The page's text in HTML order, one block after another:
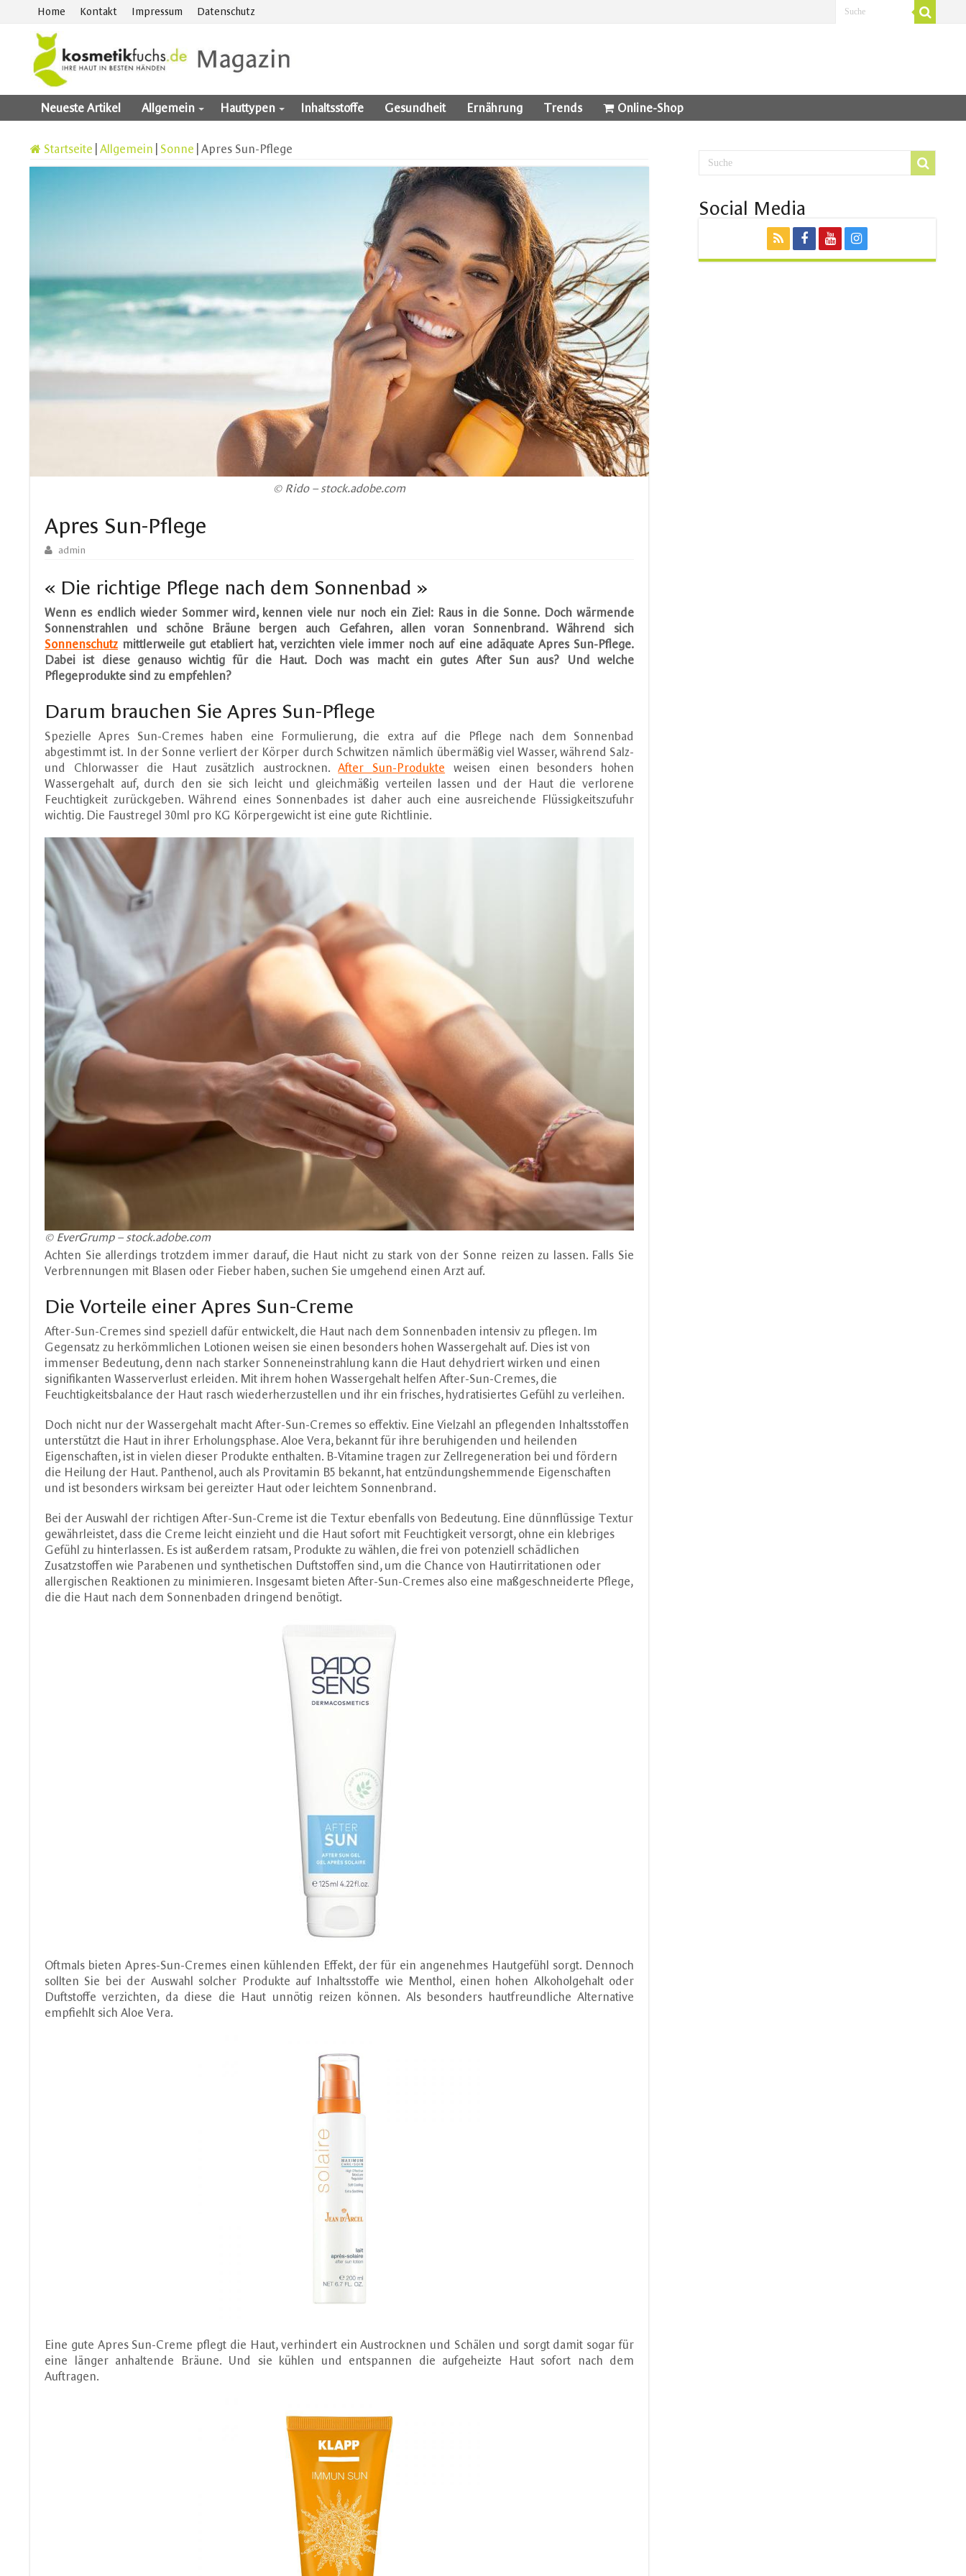
Home Kontakt Impressum Datenschutz
Neueste Artikel Allgemein Hauttypen Inhaltsstoffe Gesundheit Ernährung Trends Online-Shop
Startseite Allgemein Sonne Apres Sun-Pflege
© Rido – stock.adobe.com
Apres Sun-Pflege
admin
« Die richtige Pflege nach dem Sonnenbad »
Wenn es endlich wieder Sommer wird, kennen viele nur noch ein Ziel: Raus in die Sonne. Doch wärmende
Sonnenstrahlen und schöne Bräune bergen auch Gefahren, allen voran Sonnenbrand. Während sich
Sonnenschutz mittlerweile gut etabliert hat, verzichten viele immer noch auf eine adäquate Apres Sun-Pflege.
Dabei ist diese genauso wichtig für die Haut. Doch was macht ein gutes After Sun aus? Und welche
Pflegeprodukte sind zu empfehlen?
Darum brauchen Sie Apres Sun-Pflege
Spezielle Apres Sun-Cremes haben eine Formulierung, die extra auf die Pflege nach dem Sonnenbad
abgestimmt ist. In der Sonne verliert der Körper durch Schwitzen nämlich übermäßig viel Wasser, während Salz-
und Chlorwasser die Haut zusätzlich austrocknen.After Sun-Produkte weisen einen besonders hohen
Wassergehalt auf, durch den sie sich leicht und gleichmäßig verteilen lassen und der Haut die verlorene
Feuchtigkeit zurückgeben. Während eines Sonnenbades ist daher auch eine ausreichende Flüssigkeitszufuhr
wichtig. Die Faustregel 30ml pro KG Körpergewicht ist eine gute Richtlinie.
© EverGrump – stock.adobe.com
Achten Sie allerdings trotzdem immer darauf, die Haut nicht zu stark von der Sonne reizen zu lassen. Falls Sie
Verbrennungen mit Blasen oder Fieber haben, suchen Sie umgehend einen Arzt auf.
Die Vorteile einer Apres Sun-Creme
After-Sun-Cremes sind speziell dafür entwickelt, die Haut nach dem Sonnenbaden intensiv zu pflegen. Im
Gegensatz zu herkömmlichen Lotionen weisen sie einen besonders hohen Wassergehalt auf. Dies ist von
immenser Bedeutung, denn nach starker Sonneneinstrahlung kann die Haut dehydriert wirken und einen
signifikanten Wasserverlust erleiden. Mit ihrem hohen Wassergehalt helfen After-Sun-Cremes, die
Feuchtigkeitsbalance der Haut rasch wiederherzustellen und ihr ein frisches, hydratisiertes Gefühl zu verleihen.
Doch nicht nur der Wassergehalt macht After-Sun-Cremes so effektiv. Eine Vielzahl an pflegenden Inhaltsstoffen
unterstützt die Haut in ihrer Erholungsphase. Aloe Vera, bekannt für ihre beruhigenden und heilenden
Eigenschaften, ist in vielen dieser Produkte enthalten. B-Vitamine tragen zur Zellregeneration bei und fördern
die Heilung der Haut. Panthenol, auch als Provitamin B5 bekannt, hat entzündungshemmende Eigenschaften
und ist besonders wirksam bei gereizter Haut oder leichtem Sonnenbrand.
Bei der Auswahl der richtigen After-Sun-Creme ist die Textur ebenfalls von Bedeutung. Eine dünnflüssige Textur
gewährleistet, dass die Creme leicht einzieht und die Haut sofort mit Feuchtigkeit versorgt, ohne ein klebriges
Gefühl zu hinterlassen. Es ist außerdem ratsam, Produkte zu wählen, die frei von potenziell schädlichen
Zusatzstoffen wie Parabenen und synthetischen Duftstoffen sind, um die Chance von Hautirritationen oder
allergischen Reaktionen zu minimieren. Insgesamt bieten After-Sun-Cremes also eine maßgeschneiderte Pflege,
die die Haut nach dem Sonnenbaden dringend benötigt.
Oftmals bieten Apres-Sun-Cremes einen kühlenden Effekt, der für ein angenehmes Hautgefühl sorgt. Dennoch
sollten Sie bei der Auswahl solcher Produkte auf Inhaltsstoffe wie Menthol, einen hohen Alkoholgehalt oder
Duftstoffe verzichten, da diese die Haut unnötig reizen können. Als besonders hautfreundliche Alternative
empfiehlt sich Aloe Vera.
Eine gute Apres Sun-Creme pflegt die Haut, verhindert ein Austrocknen und Schälen und sorgt damit sogar für
eine länger anhaltende Bräune. Und sie kühlen und entspannen die aufgeheizte Haut sofort nach dem
Auftragen.
Social Media